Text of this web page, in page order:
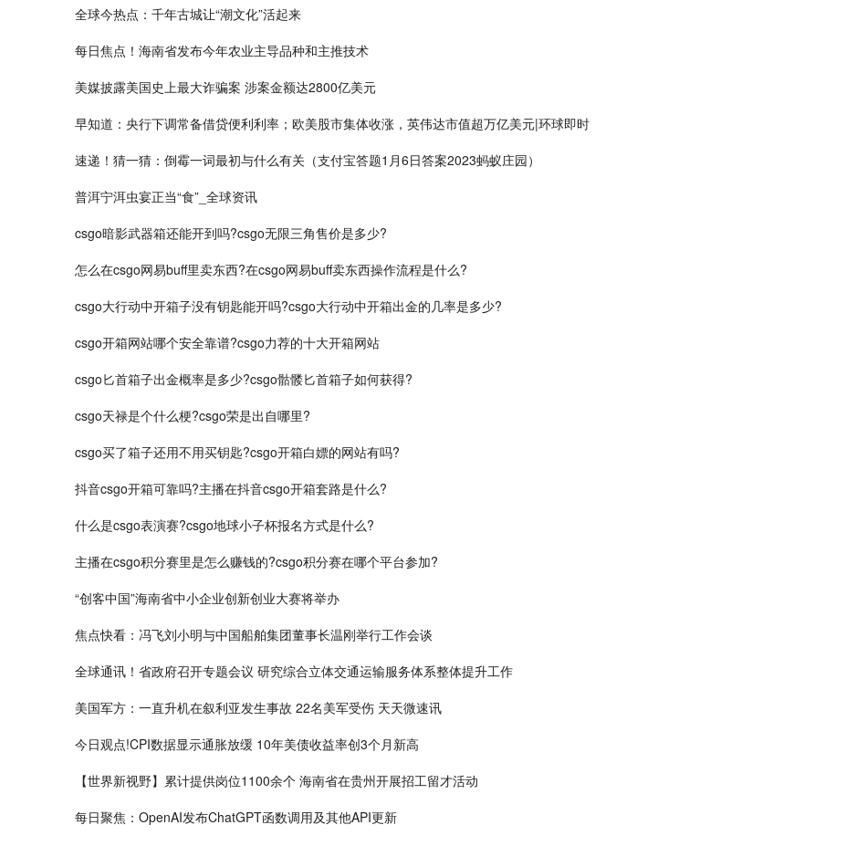
全球今热点：千年古城让“潮文化”活起来
每日焦点！海南省发布今年农业主导品种和主推技术
美媒披露美国史上最大诈骗案 涉案金额达2800亿美元
早知道：央行下调常备借贷便利利率；欧美股市集体收涨，英伟达市值超万亿美元|环球即时
速递！猜一猜：倒霉一词最初与什么有关（支付宝答题1月6日答案2023蚂蚁庄园）
普洱宁洱虫宴正当“食”_全球资讯
csgo暗影武器箱还能开到吗?csgo无限三角售价是多少?
怎么在csgo网易buff里卖东西?在csgo网易buff卖东西操作流程是什么?
csgo大行动中开箱子没有钥匙能开吗?csgo大行动中开箱出金的几率是多少?
csgo开箱网站哪个安全靠谱?csgo力荐的十大开箱网站
csgo匕首箱子出金概率是多少?csgo骷髅匕首箱子如何获得?
csgo天禄是个什么梗?csgo荣是出自哪里?
csgo买了箱子还用不用买钥匙?csgo开箱白嫖的网站有吗?
抖音csgo开箱可靠吗?主播在抖音csgo开箱套路是什么?
什么是csgo表演赛?csgo地球小子杯报名方式是什么?
主播在csgo积分赛里是怎么赚钱的?csgo积分赛在哪个平台参加?
“创客中国”海南省中小企业创新创业大赛将举办
焦点快看：冯飞刘小明与中国船舶集团董事长温刚举行工作会谈
全球通讯！省政府召开专题会议 研究综合立体交通运输服务体系整体提升工作
美国军方：一直升机在叙利亚发生事故 22名美军受伤 天天微速讯
今日观点!CPI数据显示通胀放缓 10年美债收益率创3个月新高
【世界新视野】累计提供岗位1100余个 海南省在贵州开展招工留才活动
每日聚焦：OpenAI发布ChatGPT函数调用及其他API更新